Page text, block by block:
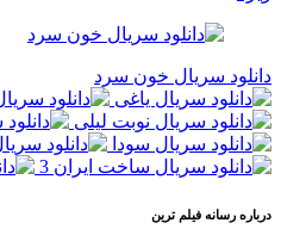
دانلود سریال خون سرد
درباره رسانه فيلم ترين